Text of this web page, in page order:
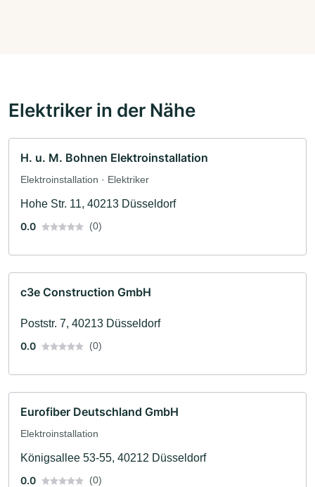
Elektriker in der Nähe
H. u. M. Bohnen Elektroinstallation
Elektroinstallation · Elektriker
Hohe Str. 11, 40213 Düsseldorf
0.0
(0)
c3e Construction GmbH
Poststr. 7, 40213 Düsseldorf
0.0
(0)
Eurofiber Deutschland GmbH
Elektroinstallation
Königsallee 53-55, 40212 Düsseldorf
0.0
(0)